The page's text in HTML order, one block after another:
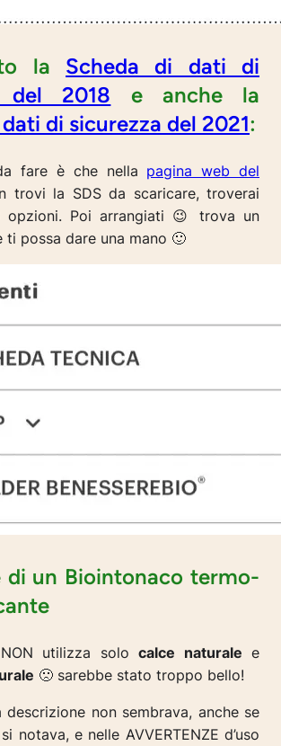
la Scheda di dati di
del 2018 e anche la
di sicurezza del 2021:
fare è che nella pagina web del
trovi la SDS da scaricare, troverai
opzioni. Poi arrangiati 😉 trova un
ti possa dare una mano 🙂
di un Biointonaco termo-
utilizza solo calce naturale e
🙁 sarebbe stato troppo bello!
descrizione non sembrava, anche se
notava, e nelle AVVERTENZE d’uso